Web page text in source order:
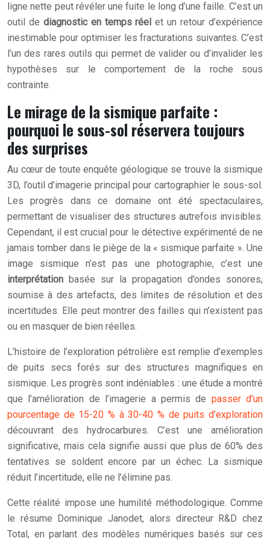
ligne nette peut révéler une fuite le long d’une faille. C’est un
outil de diagnostic en temps réel et un retour d’expérience
inestimable pour optimiser les fracturations suivantes. C’est
l’un des rares outils qui permet de valider ou d’invalider les
hypothèses sur le comportement de la roche sous
contrainte.
Le mirage de la sismique parfaite :
pourquoi le sous-sol réservera toujours
des surprises
Au cœur de toute enquête géologique se trouve la sismique
3D, l’outil d’imagerie principal pour cartographier le sous-sol.
Les progrès dans ce domaine ont été spectaculaires,
permettant de visualiser des structures autrefois invisibles.
Cependant, il est crucial pour le détective expérimenté de ne
jamais tomber dans le piège de la « sismique parfaite ». Une
image sismique n’est pas une photographie, c’est une
interprétation basée sur la propagation d’ondes sonores,
soumise à des artefacts, des limites de résolution et des
incertitudes. Elle peut montrer des failles qui n’existent pas
ou en masquer de bien réelles.
L’histoire de l’exploration pétrolière est remplie d’exemples
de puits secs forés sur des structures magnifiques en
sismique. Les progrès sont indéniables : une étude a montré
que l’amélioration de l’imagerie a permis de passer d’un
pourcentage de 15-20 % à 30-40 % de puits d’exploration
découvrant des hydrocarbures. C’est une amélioration
significative, mais cela signifie aussi que plus de 60% des
tentatives se soldent encore par un échec. La sismique
réduit l’incertitude, elle ne l’élimine pas.
Cette réalité impose une humilité méthodologique. Comme
le résume Dominique Janodet, alors directeur R&D chez
Total, en parlant des modèles numériques basés sur ces